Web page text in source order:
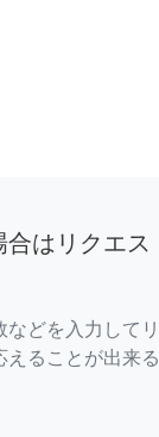
はリクエス
どを入力してリ
えることが出来る